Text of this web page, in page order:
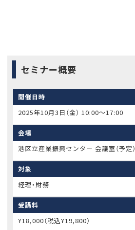
セミナー概要
開催日時
2025年10月3日（金） 10:00〜17:00
会場
港区立産業振興センター 会議室（予定）
対象
経理・財務
受講料
¥18,000（税込¥19,800）